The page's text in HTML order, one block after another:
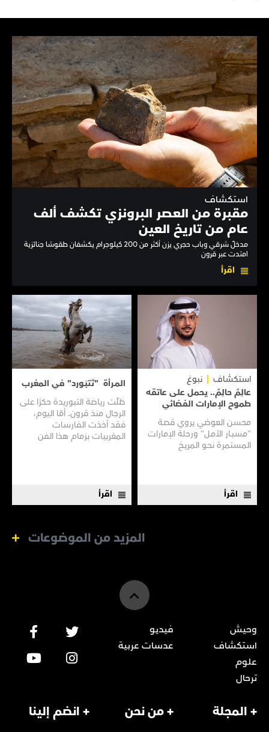
استكشاف
مقبرة من العصر البرونزي تكشف ألف
عام من تاريخ العين
مدخلٌ شرقي وباب حجري يزن أكثر من 200 كيلوجرام يكشفان طقوسًا جنائزية
امتدت عبر قرون
اقرأ
استكشاف
نبوغ
عالِمٌ حالِمٌ.. يحمل على عاتقه
طموح الإمارات الفضائي
محسن العوضي يروي قصـة
"مسبـار الأمـل" ورحلة الإمارات
المستمرة نحـو المريـخ
اقرأ
المـرأة "تَتبَـورد" في المغرب
ظلّت رياضة التبوريدة حكرًا على
الرجال منذ قرون. أمّا اليوم،
فقد أخذت الفارسات
المغربيات بزمام هذا الفن
اقرأ
المزيد من الموضوعات
وحيش
استكشاف
علوم
ترحال
فيديو
عدسات عربية
+ المجلة + من نحن + انضم إلينا